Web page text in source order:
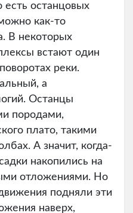
есть останцовых
как-то
В некоторых
встают один
реки.
а
Останцы
породами,
плато, такими
А значит, когда-
накопились на
отложениями. Но
подняли эти
наверх,